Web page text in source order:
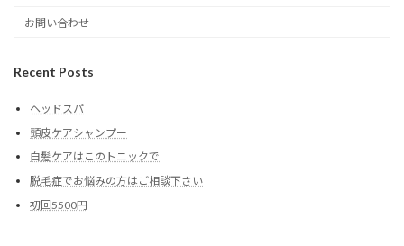
お問い合わせ
Recent Posts
ヘッドスパ
頭皮ケアシャンプー
白髪ケアはこのトニックで
脱毛症でお悩みの方はご相談下さい
初回5500円